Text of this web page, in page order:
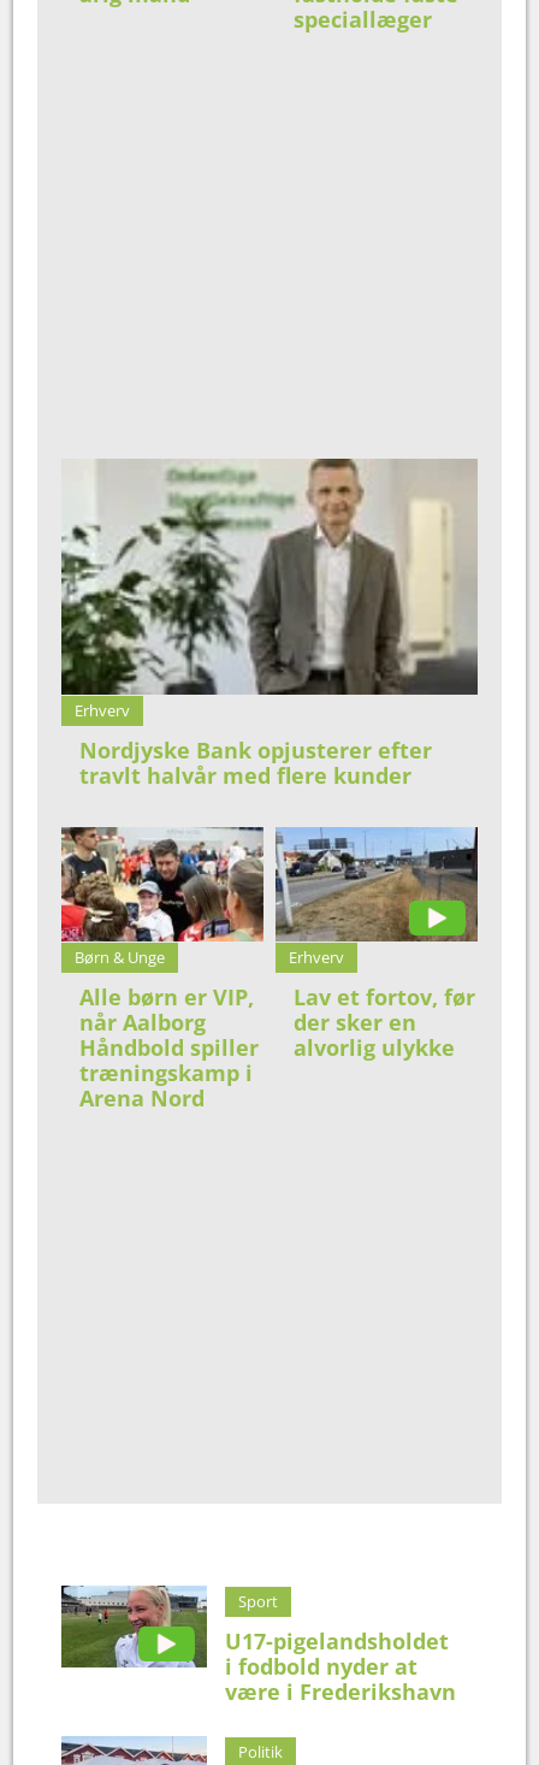
speciallæger
Erhverv
Nordjyske Bank opjusterer efter
travlt halvår med flere kunder
Børn & Unge
Alle børn er VIP,
når Aalborg
Håndbold spiller
træningskamp i
Arena Nord
Erhverv
Lav et fortov, før
der sker en
alvorlig ulykke
Sport
U17-pigelandsholdet
i fodbold nyder at
være i Frederikshavn
Politik